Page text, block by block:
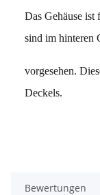
Das Gehäuse ist
sind im hinteren
vorgesehen.
Deckels.
Bewertungen